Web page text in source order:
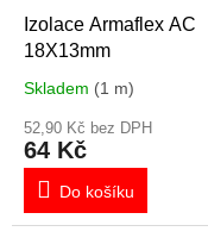
Izolace Armaflex AC
18X13mm
Skladem (1 m)
52,90 Kč bez DPH
64 Kč
Do košíku